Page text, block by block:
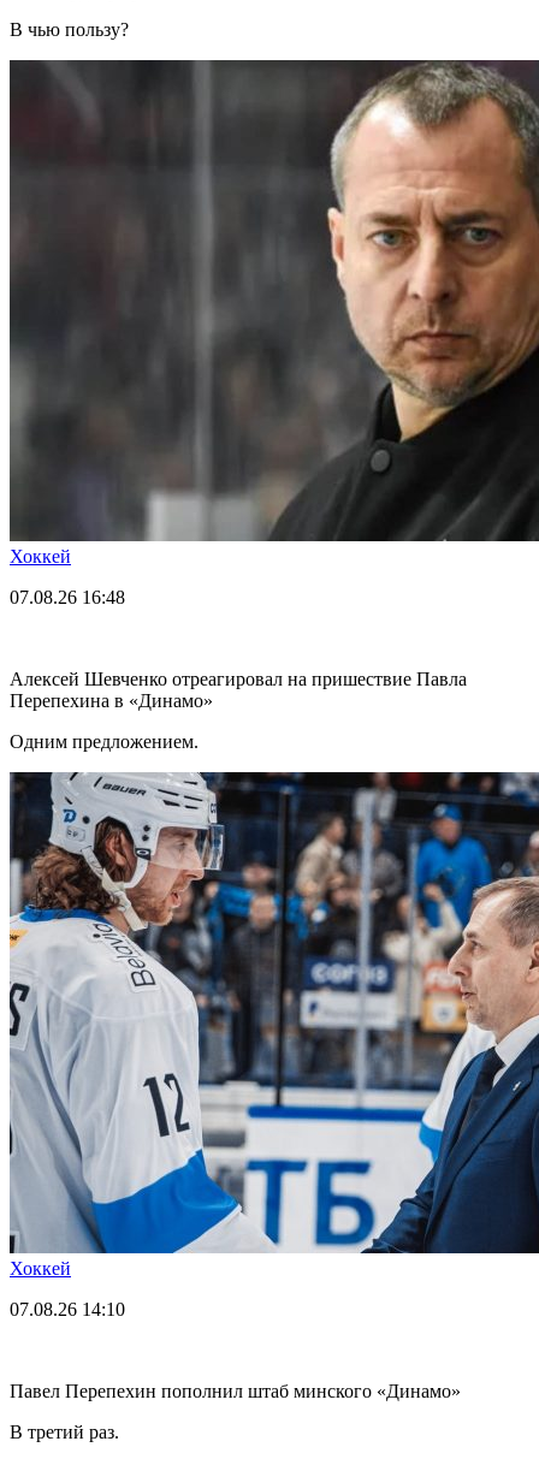
В чью пользу?
Хоккей
07.08.26 16:48
Алексей Шевченко отреагировал на пришествие Павла
Перепехина в «Динамо»
Одним предложением.
Хоккей
07.08.26 14:10
Павел Перепехин пополнил штаб минского «Динамо»
В третий раз.